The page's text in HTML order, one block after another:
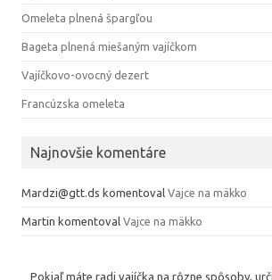
Omeleta plnená špargľou
Bageta plnená miešaným vajíčkom
Vajíčkovo-ovocný dezert
Francúzska omeleta
Najnovšie komentáre
Mardzi@gtt.ds komentoval Vajce na mäkko
Martin komentoval Vajce na mäkko
Pokiaľ máte radi vajíčka na rôzne spôsoby,